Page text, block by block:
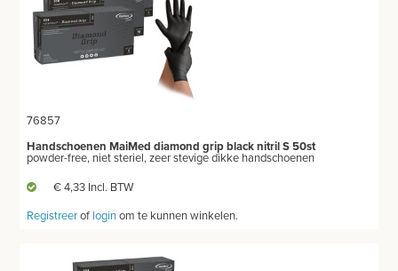
76857
Handschoenen MaiMed diamond grip black nitril S 50st
powder-free, niet steriel, zeer stevige dikke handschoenen
€ 4,33 Incl. BTW
Registreerof loginom te kunnen winkelen.